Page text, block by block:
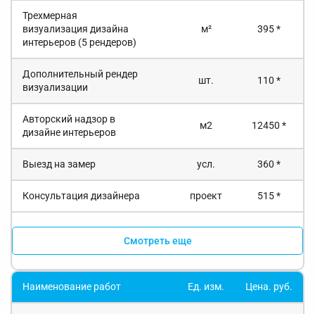
Трехмерная
визуализация дизайна
интерьеров (5 рендеров)
м² 395 *
Дополнительный рендер
визуализации
шт. 110 *
Авторский надзор в
дизайне интерьеров
м2 12450 *
Выезд на замер усл. 360 *
Консультация дизайнера проект 515 *
Смотреть еще
Наименование работ Ед. изм. Цена. руб.